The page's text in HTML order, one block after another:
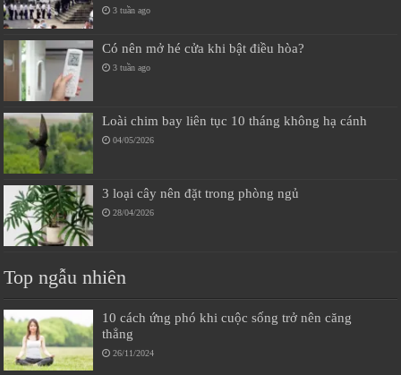
3 tuần ago
Có nên mở hé cửa khi bật điều hòa?
3 tuần ago
Loài chim bay liên tục 10 tháng không hạ cánh
04/05/2026
3 loại cây nên đặt trong phòng ngủ
28/04/2026
Top ngẫu nhiên
10 cách ứng phó khi cuộc sống trở nên căng
thẳng
26/11/2024